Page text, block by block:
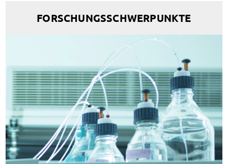
FORSCHUNGSSCHWERPUNKTE